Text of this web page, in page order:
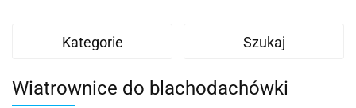
Kategorie Szukaj
Wiatrownice do blachodachówki